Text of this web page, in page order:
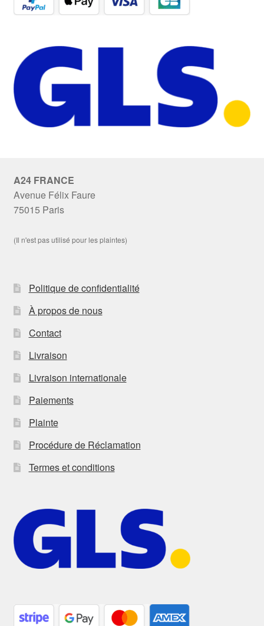
A24 FRANCE
Avenue Félix Faure
75015 Paris
(Il n'est pas utilisé pour les plaintes)
Politique de confidentialité
À propos de nous
Contact
Livraison
Livraison internationale
Paiements
Plainte
Procédure de Réclamation
Termes et conditions